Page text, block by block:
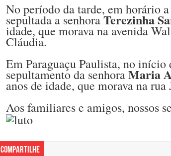
No período da tarde, em horário
sepultada a senhoraTerezinha
idade, que morava na avenida
Cláudia.
Em Paraguaçu Paulista, no início
sepultamento da senhoraMaria
anos de idade, que morava na rua
Aos familiares e amigos, nossos
Compartilhe